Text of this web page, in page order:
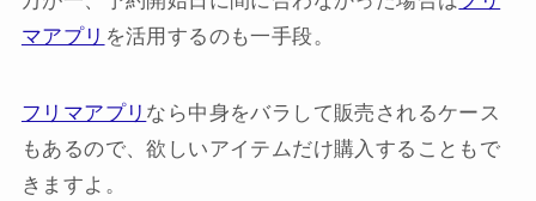
マアプリ を活用するのも一手段。
フリマアプリ なら中身をバラして販売されるケース
もあるので、欲しいアイテムだけ購入することもで
きますよ。